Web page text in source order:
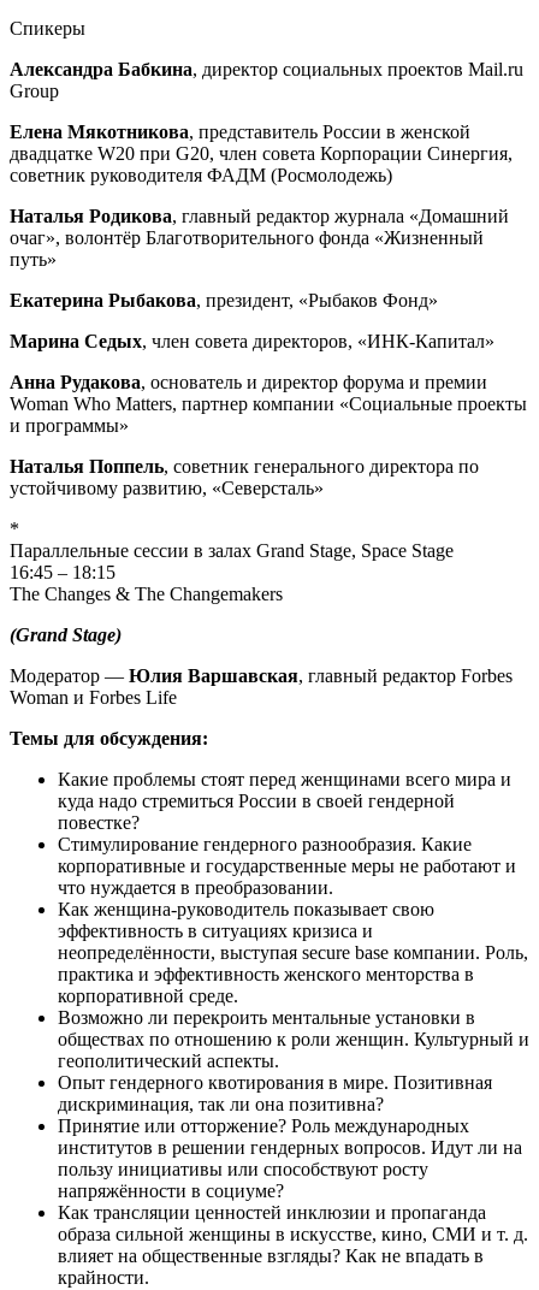
Спикеры
Александра Бабкина, директор социальных проектов Mail.ru
Group
Елена Мякотникова, представитель России в женской
двадцатке W20 при G20, член совета Корпорации Синергия,
советник руководителя ФАДМ (Росмолодежь)
Наталья Родикова, главный редактор журнала «Домашний
очаг», волонтёр Благотворительного фонда «Жизненный
путь»
Екатерина Рыбакова, президент, «Рыбаков Фонд»
Марина Седых, член совета директоров, «ИНК-Капитал»
Анна Рудакова, основатель и директор форума и премии
Woman Who Matters, партнер компании «Социальные проекты
и программы»
Наталья Поппель, советник генерального директора по
устойчивому развитию, «Северсталь»
*
Параллельные сессии в залах Grand Stage, Space Stage
16:45 – 18:15
The Changes & The Changemakers
(Grand Stage)
Модератор — Юлия Варшавская, главный редактор Forbes
Woman и Forbes Life
Темы для обсуждения:
Какие проблемы стоят перед женщинами всего мира и
куда надо стремиться России в своей гендерной
повестке?
Стимулирование гендерного разнообразия. Какие
корпоративные и государственные меры не работают и
что нуждается в преобразовании.
Как женщина-руководитель показывает свою
эффективность в ситуациях кризиса и
неопределённости, выступая secure base компании. Роль,
практика и эффективность женского менторства в
корпоративной среде.
Возможно ли перекроить ментальные установки в
обществах по отношению к роли женщин. Культурный и
геополитический аспекты.
Опыт гендерного квотирования в мире. Позитивная
дискриминация, так ли она позитивна?
Принятие или отторжение? Роль международных
институтов в решении гендерных вопросов. Идут ли на
пользу инициативы или способствуют росту
напряжённости в социуме?
Как трансляции ценностей инклюзии и пропаганда
образа сильной женщины в искусстве, кино, СМИ и т. д.
влияет на общественные взгляды? Как не впадать в
крайности.